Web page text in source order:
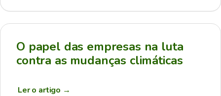
O papel das empresas na luta
contra as mudanças climáticas
Ler o artigo →